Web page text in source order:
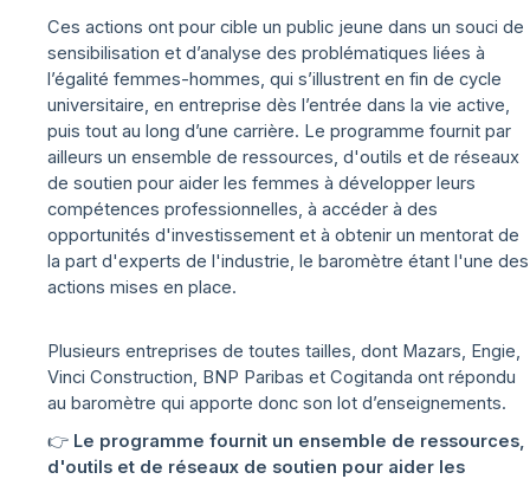
Ces actions ont pour cible un public jeune dans un souci de
sensibilisation et d’analyse des problématiques liées à
l’égalité femmes-hommes, qui s’illustrent en fin de cycle
universitaire, en entreprise dès l’entrée dans la vie active,
puis tout au long d’une carrière. Le programme fournit par
ailleurs un ensemble de ressources, d'outils et de réseaux
de soutien pour aider les femmes à développer leurs
compétences professionnelles, à accéder à des
opportunités d'investissement et à obtenir un mentorat de
la part d'experts de l'industrie, le baromètre étant l'une des
actions mises en place.
Plusieurs entreprises de toutes tailles, dont Mazars, Engie,
Vinci Construction, BNP Paribas et Cogitanda ont répondu
au baromètre qui apporte donc son lot d’enseignements.
👉 Le programme fournit un ensemble de ressources,
d'outils et de réseaux de soutien pour aider les